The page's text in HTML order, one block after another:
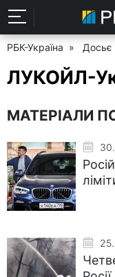
РБК-Україна » Досьє
ЛУКОЙЛ-
МАТЕРІАЛИ